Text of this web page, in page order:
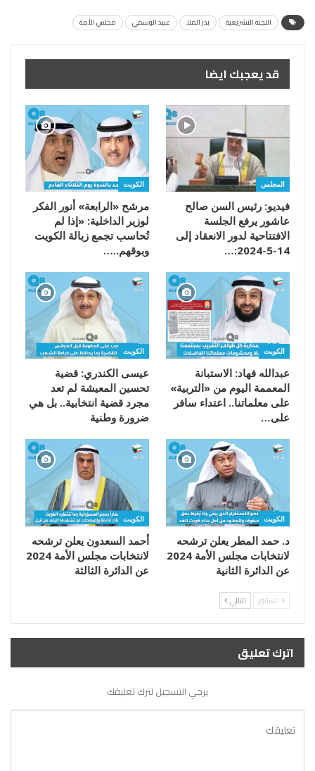
اللجنة التشريعية بدر الملا عبيد الوسمي مجلس الأمة
قد يعجبك ايضا
المجلس
فيديو: رئيس السن صالح
عاشور يرفع الجلسة
الافتتاحية لدور الانعقاد إلى
14-5-2024:…
الكويت
مرشح «الرابعة» أنور الفكر
لوزير الداخلية: «إذا لم
تُحاسب تجمع زبالة الكويت
وبوقهم..…
الكويت
عبدالله فهاد: الاستبانة
المعممة اليوم من «التربية»
على معلماتنا.. اعتداء سافر
على…
الكويت
عيسى الكندري: قضية
تحسين المعيشة لم تعد
مجرد قضية انتخابية.. بل هي
ضرورة وطنية
الكويت
د. حمد المطر يعلن ترشحه
لانتخابات مجلس الأمة 2024
عن الدائرة الثانية
الكويت
أحمد السعدون يعلن ترشحه
لانتخابات مجلس الأمة 2024
عن الدائرة الثالثة
السابق التالي
اترك تعليق
يرجي التسجيل لترك تعليقك